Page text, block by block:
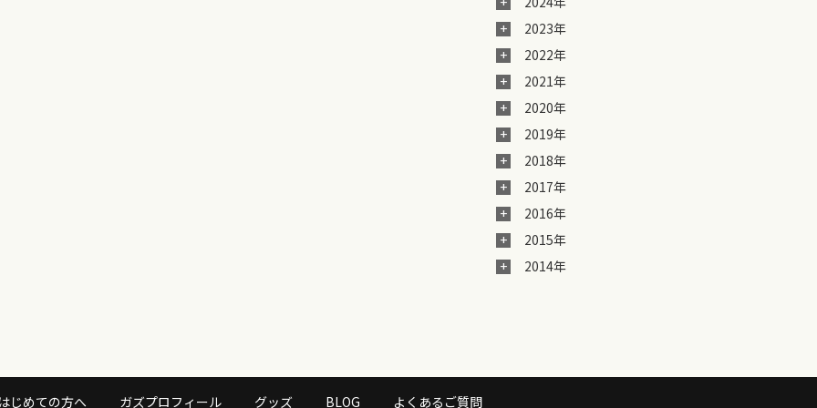
2023年
2022年
2021年
2020年
2019年
2018年
2017年
2016年
2015年
2014年
じめての方へ ガズプロフィール グッズ BLOG よくあるご質問